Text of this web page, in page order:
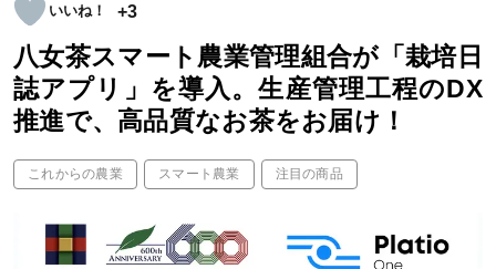
+3
八女茶スマート農業管理組合が「栽培日
誌アプリ」を導入。生産管理工程のDX
推進で、高品質なお茶をお届け！
これからの農業 スマート農業 注目の商品